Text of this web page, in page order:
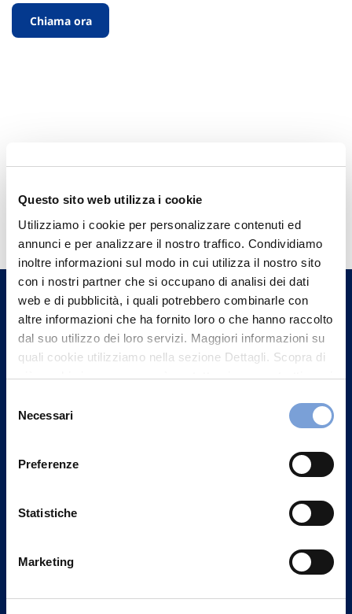
Questo sito web utilizza i cookie
Utilizziamo i cookie per personalizzare contenuti ed
annunci e per analizzare il nostro traffico. Condividiamo
inoltre informazioni sul modo in cui utilizza il nostro sito
con i nostri partner che si occupano di analisi dei dati
web e di pubblicità, i quali potrebbero combinarle con
altre informazioni che ha fornito loro o che hanno raccolto
dal suo utilizzo dei loro servizi. Maggiori informazioni su
quali cookie utilizziamo nella sezione Dettagli. Scopra di
più su chi siamo, come può contattarci e come trattiamo i
può trovare nel footer del sito nella sezione "Informativa
delNecessari
Preferenze
Statistiche
Marketing
Chiama ora
Hai bisogno di
informazioni?
Trova l'Agenzia più vicina a te e parla con
un nostro Agente.
Contattaci
Vittoria Assicurazioni S.p.A.